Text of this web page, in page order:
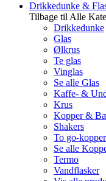
Drikkedunke &
Tilbage til Alle
Drikkedunke
Glas
Ølkrus
Te glas
Vinglas
Se alle Glas
Kaffe- &
Krus
Kopper &
Shakers
To go-kopper
Se alle
Termo
Vandflasker